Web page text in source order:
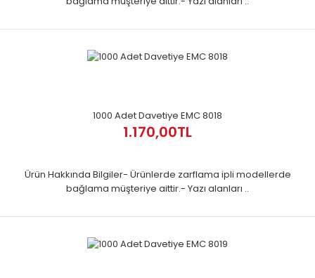
1000 Adet Davetiye EMC 8018
1.170,00TL
Ürün Hakkında Bilgiler- Ürünlerde zarflama ipli modellerde
bağlama müşteriye aittir.- Yazı alanları ..